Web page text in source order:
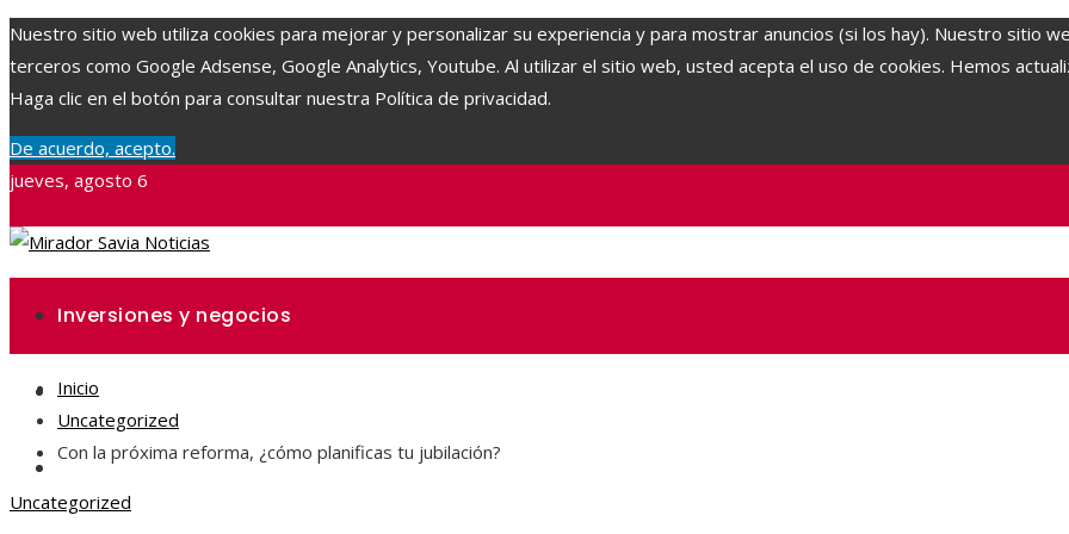
Nuestro sitio web utiliza cookies para mejorar y personalizar su experiencia y para mostrar anuncios (si los hay). Nuestro sitio
terceros como Google Adsense, Google Analytics, Youtube. Al utilizar el sitio web, usted acepta el uso de cookies. Hemos
Haga clic en el botón para consultar nuestra Política de privacidad.
De acuerdo, acepto.
jueves, agosto 6
Inversiones y negocios
Ciencia y tecnología
Responsabilidad social
Inicio
Uncategorized
Con la próxima reforma, ¿cómo planificas tu jubilación?
Uncategorized